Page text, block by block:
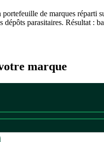
de marques réparti
dépôts parasitaires. Résultat :
marque